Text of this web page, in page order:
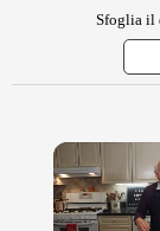
Sfoglia il